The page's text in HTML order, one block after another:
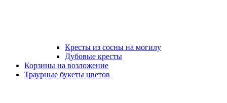
Кресты из сосны на могилу
Дубовые кресты
Корзины на возложение
Траурные букеты цветов